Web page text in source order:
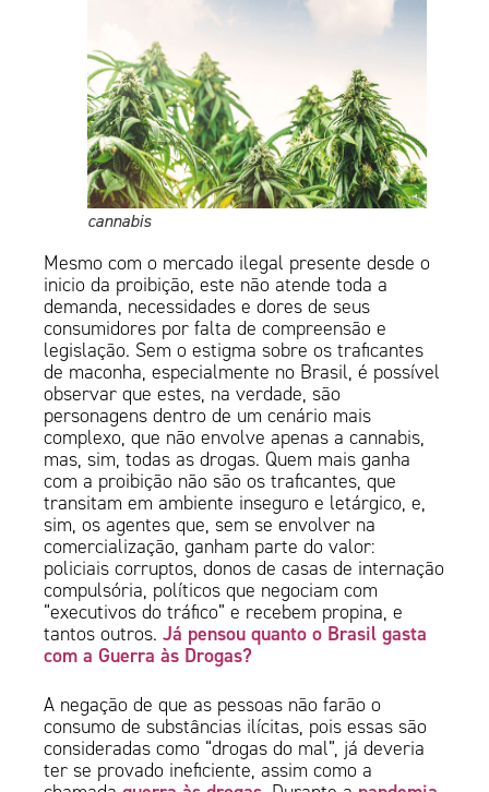
cannabis
Mesmo com o mercado ilegal presente desde o
inicio da proibição, este não atende toda a
demanda, necessidades e dores de seus
consumidores por falta de compreensão e
legislação. Sem o estigma sobre os traficantes
de maconha, especialmente no Brasil, é possível
observar que estes, na verdade, são
personagens dentro de um cenário mais
complexo, que não envolve apenas a cannabis,
mas, sim, todas as drogas. Quem mais ganha
com a proibição não são os traficantes, que
transitam em ambiente inseguro e letárgico, e,
sim, os agentes que, sem se envolver na
comercialização, ganham parte do valor:
policiais corruptos, donos de casas de internação
compulsória, políticos que negociam com
“executivos do tráfico” e recebem propina, e
tantos outros.Já pensou quanto o Brasil gasta
com a Guerra às Drogas?
A negação de que as pessoas não farão o
consumo de substâncias ilícitas, pois essas são
consideradas como “drogas do mal”, já deveria
ter se provado ineficiente, assim como a